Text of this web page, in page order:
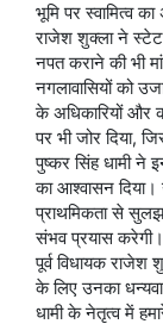
भूमि पर स्वामित्व
राजेश शुक्ला ने स्टेट
नपत कराने की भी
नगलावासियों को
के अधिकारियों और
पर भी जोर दिया,
पुष्कर सिंह धामी ने
का आश्वासन दिया।
प्राथमिकता से
संभव प्रयास
पूर्व विधायक
के लिए उनका
धामी के नेतृत्व में